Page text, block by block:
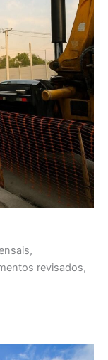
revisados,